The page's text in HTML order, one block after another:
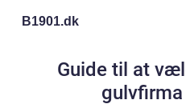
B1901.dk
Guide til at